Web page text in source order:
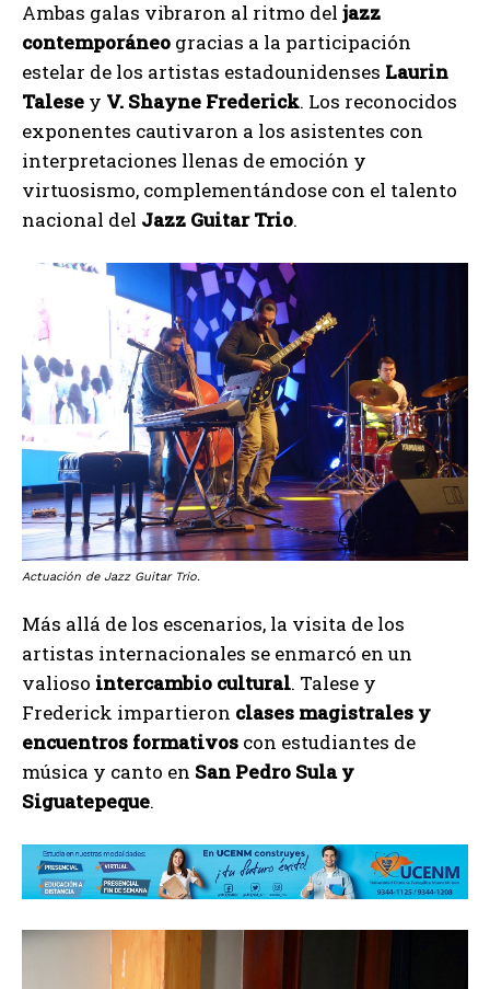
Ambas galas vibraron al ritmo del jazz
contemporáneo gracias a la participación
estelar de los artistas estadounidenses Laurin
Talese y V. Shayne Frederick. Los reconocidos
exponentes cautivaron a los asistentes con
interpretaciones llenas de emoción y
virtuosismo, complementándose con el talento
nacional del Jazz Guitar Trio.
Actuación de Jazz Guitar Trio.
Más allá de los escenarios, la visita de los
artistas internacionales se enmarcó en un
valioso intercambio cultural. Talese y
Frederick impartieron clases magistrales y
encuentros formativos con estudiantes de
música y canto en San Pedro Sula y
Siguatepeque.